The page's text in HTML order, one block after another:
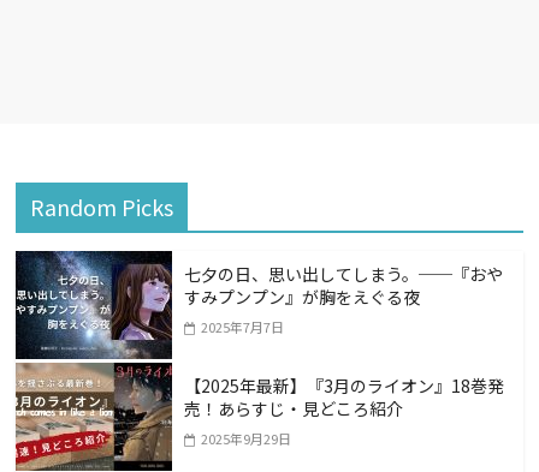
Random Picks
七夕の日、思い出してしまう。──『おや
すみプンプン』が胸をえぐる夜
2025年7月7日
【2025年最新】『3月のライオン』18巻発
売！あらすじ・見どころ紹介
2025年9月29日